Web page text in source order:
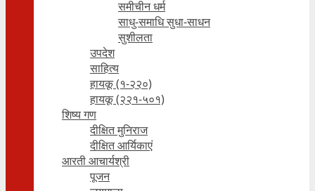
समीचीन धर्म
साधु-समाधि सुधा-साधन
सुशीलता
उपदेश
साहित्य
हायकू (१‍-२२०)
हायकू (२२१-५०१)
शिष्य गण
दीक्षित मुनिराज
दीक्षित आर्यिकाएं
आरती आचार्यश्री
पूजन